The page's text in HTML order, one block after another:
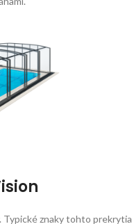
Typické znaky tohto prekrytia